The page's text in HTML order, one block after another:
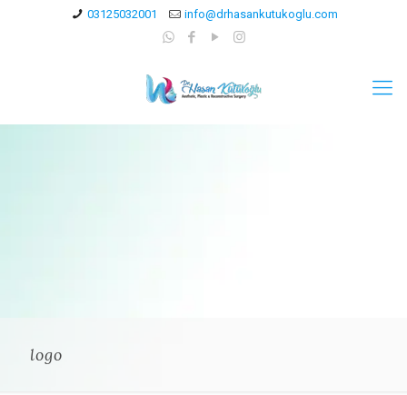
03125032001 info@drhasankutukoglu.com
logo